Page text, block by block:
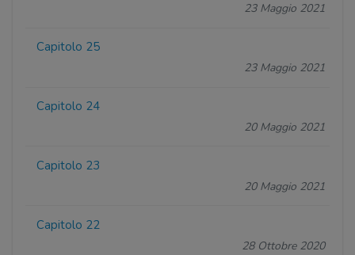
23 Maggio 2021
Capitolo 25
23 Maggio 2021
Capitolo 24
20 Maggio 2021
Capitolo 23
20 Maggio 2021
Capitolo 22
28 Ottobre 2020